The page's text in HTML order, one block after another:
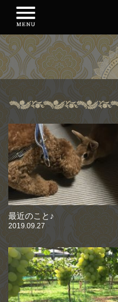
最近のこと♪
2019.09.27